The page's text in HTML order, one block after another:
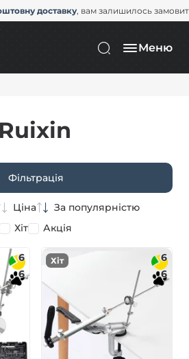
доставку, вам залишилось
Меню
Фільтрація
Ціна
За популярністю
Хіт
Акція
6
6
Хіт
6
6